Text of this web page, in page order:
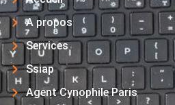
A propos
Services
Ssiap
Agent Cynophile Paris